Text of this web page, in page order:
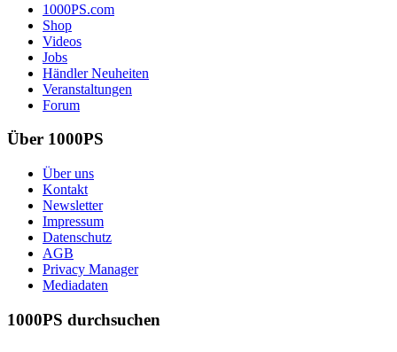
1000PS.com
Shop
Videos
Jobs
Händler Neuheiten
Veranstaltungen
Forum
Über 1000PS
Über uns
Kontakt
Newsletter
Impressum
Datenschutz
AGB
Privacy Manager
Mediadaten
1000PS durchsuchen